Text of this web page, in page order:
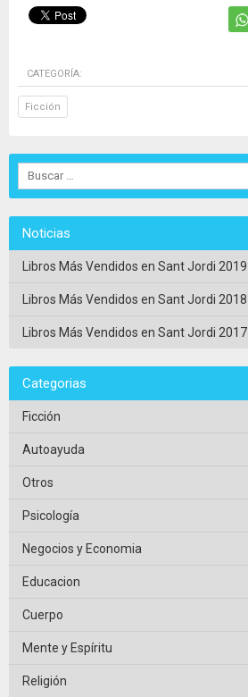
CATEGORÍA:
Ficción
Noticias
Libros Más Vendidos en Sant Jordi 2019
Libros Más Vendidos en Sant Jordi 2018
Libros Más Vendidos en Sant Jordi 2017
Categorias
Ficción
Autoayuda
Otros
Psicología
Negocios y Economia
Educacion
Cuerpo
Mente y Espíritu
Religión